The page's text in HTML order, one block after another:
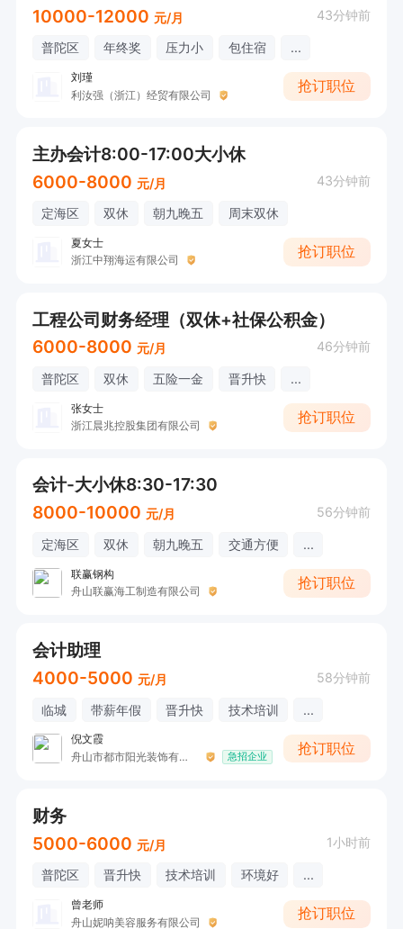
10000-12000 元/月 43分钟前
普陀区 年终奖 压力小 包住宿 ...
刘瑾
利汝强（浙江）经贸有限公司
抢订职位
主办会计8:00-17:00大小休
6000-8000 元/月 43分钟前
定海区 双休 朝九晚五 周末双休
夏女士
浙江中翔海运有限公司
抢订职位
工程公司财务经理（双休+社保公积金）
6000-8000 元/月 46分钟前
普陀区 双休 五险一金 晋升快 ...
张女士
浙江晨兆控股集团有限公司
抢订职位
会计-大小休8:30-17:30
8000-10000 元/月 56分钟前
定海区 双休 朝九晚五 交通方便 ...
联赢钢构
舟山联赢海工制造有限公司
抢订职位
会计助理
4000-5000 元/月 58分钟前
临城 带薪年假 晋升快 技术培训 ...
倪文霞
舟山市都市阳光装饰有限公司
急招企业
抢订职位
财务
5000-6000 元/月 1小时前
普陀区 晋升快 技术培训 环境好 ...
曾老师
舟山妮呐美容服务有限公司
抢订职位